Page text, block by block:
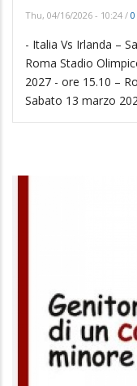
Thu, 04/16/2026 - 10:24 /
- Italia Vs Irlanda –
Roma Stadio
2027 - ore 15.10 –
Sabato 13 marzo